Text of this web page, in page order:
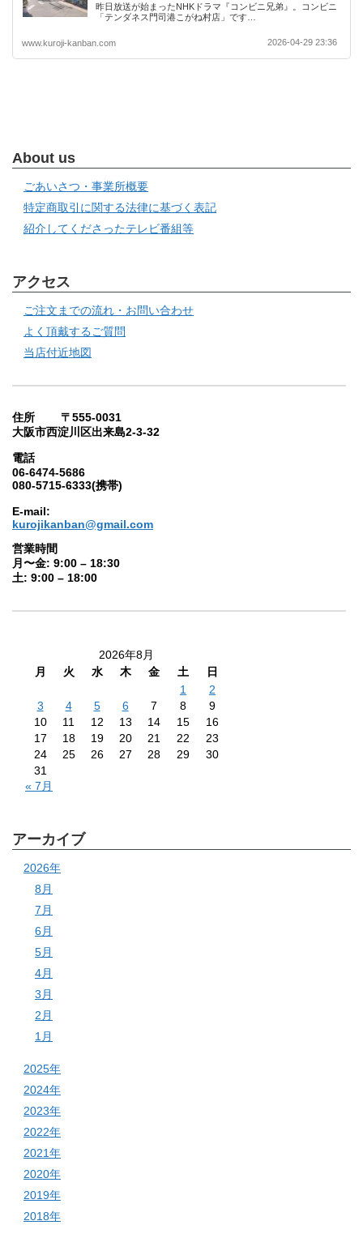
昨日放送が始まったNHKドラマ『コンビニ兄弟』。コンビニ
「テンダネス門司港こがね村店」です…
www.kuroji-kanban.com 2026-04-29 23:36
About us
ごあいさつ・事業所概要
特定商取引に関する法律に基づく表記
紹介してくださったテレビ番組等
アクセス
ご注文までの流れ・お問い合わせ
よく頂戴するご質問
当店付近地図
住所 〒555-0031
大阪市西淀川区出来島2-3-32
電話
06-6474-5686
080-5715-6333(携帯)
E-mail:
kurojikanban@gmail.com
営業時間
月〜金: 9:00 – 18:30
土: 9:00 – 18:00
2026年8月
月
火 水 木 金 土
日
1
2
3
4 5 6 7 8
9
10
11 12 13 14 15
16
17
18 19 20 21 22
23
24
25 26 27 28 29
30
31
« 7月
アーカイブ
2026年
8月
7月
6月
5月
4月
3月
2月
1月
2025年
2024年
2023年
2022年
2021年
2020年
2019年
2018年